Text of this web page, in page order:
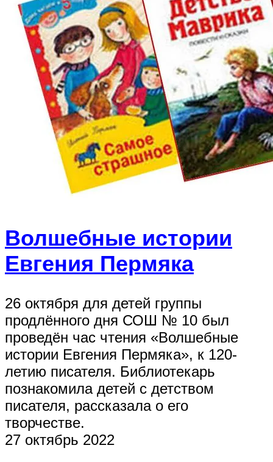
Волшебные истории
Евгения Пермяка
26 октября для детей группы
продлённого дня СОШ № 10 был
проведён час чтения «Волшебные
истории Евгения Пермяка», к 120-
летию писателя. Библиотекарь
познакомила детей с детством
писателя, рассказала о его
творчестве.
27 октябрь 2022